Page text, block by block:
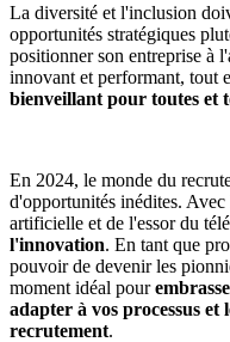
La diversité et l'inclusion
opportunités stratégiques
positionner son entreprise à
innovant et performant, tout
bienveillant pour toutes et
En 2024, le monde du
d'opportunités inédites.
artificielle et de l'essor du
l'innovation. En tant que
pouvoir de devenir les
moment idéal pour
adapter à vos processus
recrutement.